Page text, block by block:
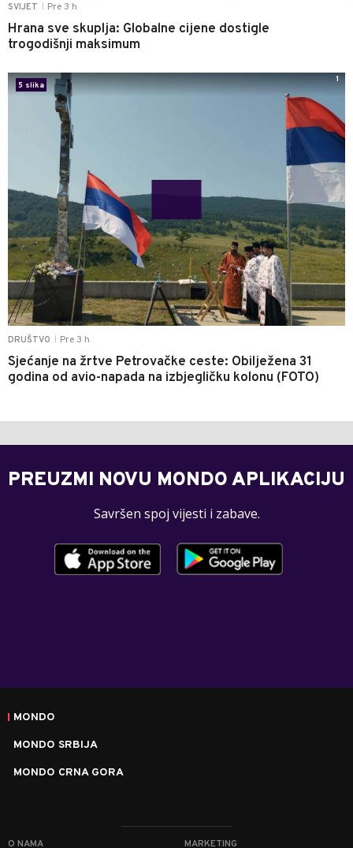
SVIJET Pre 3 h
Hrana sve skuplja: Globalne cijene dostigle
trogodišnji maksimum
DRUŠTVO Pre 3 h
Sjećanje na žrtve Petrovačke ceste: Obilježena 31
godina od avio-napada na izbjegličku kolonu (FOTO)
5 slika
1
PREUZMI NOVU MONDO APLIKACIJU
Savršen spoj vijesti i zabave.
MONDO
MONDO SRBIJA
MONDO CRNA GORA
O NAMA MARKETING